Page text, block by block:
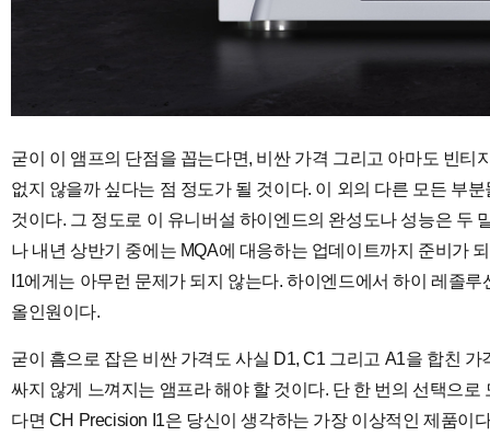
굳이 이 앰프의 단점을 꼽는다면, 비싼 가격 그리고 아마도 빈
없지 않을까 싶다는 점 정도가 될 것이다. 이 외의 다른 모든 부
것이다. 그 정도로 이 유니버설 하이엔드의 완성도나 성능은 두
나 내년 상반기 중에는 MQA에 대응하는 업데이트까지 준비가
I1에게는 아무런 문제가 되지 않는다. 하이엔드에서 하이 레졸
올인원이다.
굳이 흠으로 잡은 비싼 가격도 사실 D1, C1 그리고 A1을 합친
싸지 않게 느껴지는 앰프라 해야 할 것이다. 단 한 번의 선택으
다면 CH Precision I1은 당신이 생각하는 가장 이상적인 제품이